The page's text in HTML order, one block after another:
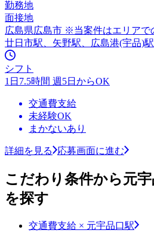
勤務地
面接地
広島県広島市 ※当案件はエリアで
廿日市駅、矢野駅、広島港(宇品)駅
シフト
1日7.5時間 週5日からOK
交通費支給
未経験OK
まかないあり
詳細を見る 応募画面に進む
こだわり条件から元
を探す
交通費支給 × 元宇品口駅